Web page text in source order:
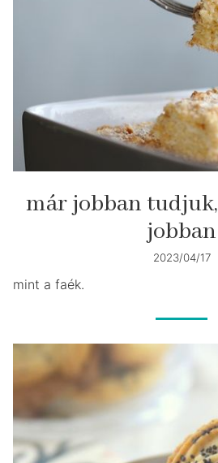
már jobban
jobban
2023/04/17
mint a faék.